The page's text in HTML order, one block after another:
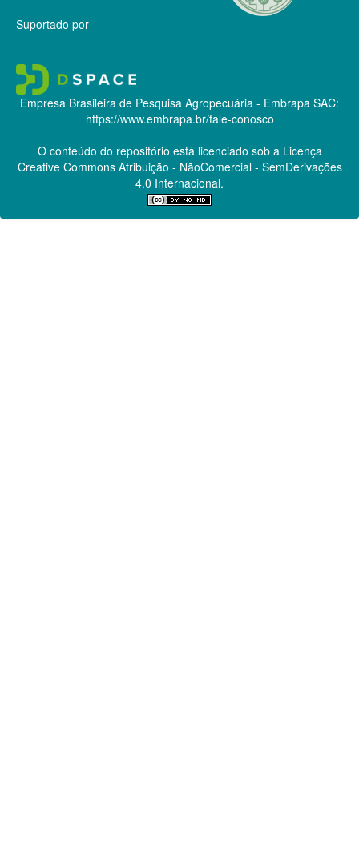
Suportado por
Empresa Brasileira de Pesquisa Agropecuária - Embrapa SAC:
https://www.embrapa.br/fale-conosco
O conteúdo do repositório está licenciado sob a Licença
Creative CommonsAtribuição - NãoComercial - SemDerivações
4.0 Internacional.